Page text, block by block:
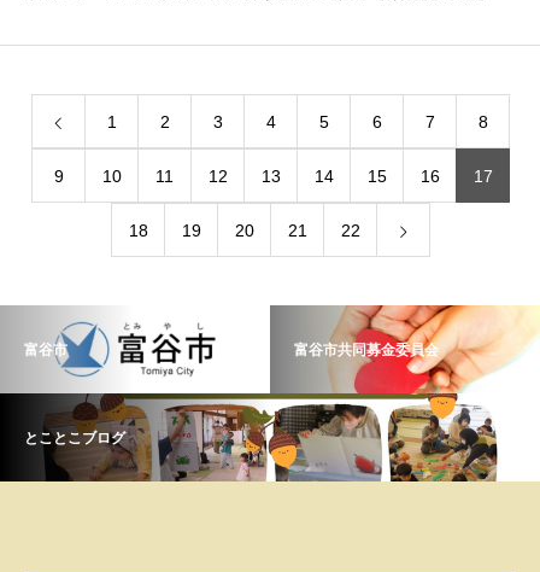
1 2 3 4 5 6 7 8
9 10 11 12 13 14 15 16 17
18 19 20 21 22
富谷市 富谷市共同募金委員会
とことこブログ